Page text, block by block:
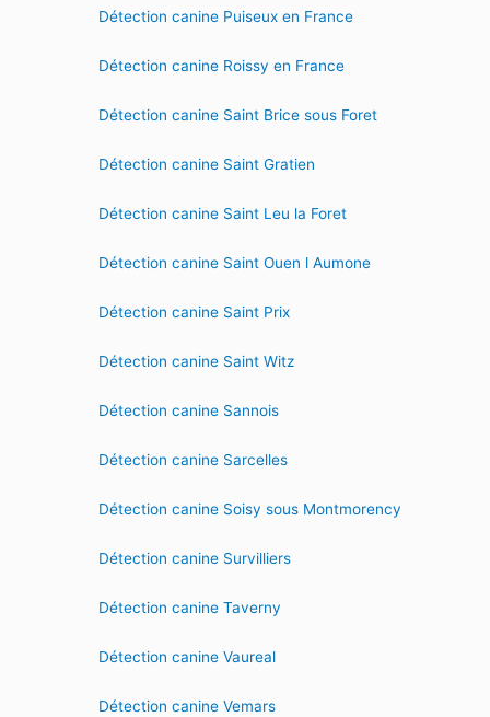
Détection canine Puiseux en France
Détection canine Roissy en France
Détection canine Saint Brice sous Foret
Détection canine Saint Gratien
Détection canine Saint Leu la Foret
Détection canine Saint Ouen l Aumone
Détection canine Saint Prix
Détection canine Saint Witz
Détection canine Sannois
Détection canine Sarcelles
Détection canine Soisy sous Montmorency
Détection canine Survilliers
Détection canine Taverny
Détection canine Vaureal
Détection canine Vemars